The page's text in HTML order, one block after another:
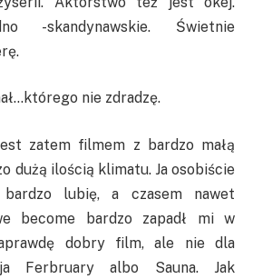
-skandynawskie. Świetnie
nie zdradzę.
zatem filmem z bardzo małą
dużą ilością klimatu. Ja osobiście
lubię, a czasem nawet
become bardzo zapadł mi w
dobry film, ale nie dla
Ferbruary albo Sauna. Jak